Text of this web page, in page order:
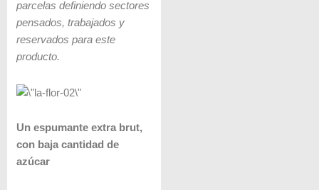
parcelas definiendo sectores
pensados, trabajados y
reservados para este
producto.
Un espumante extra brut,
con baja cantidad de
azúcar